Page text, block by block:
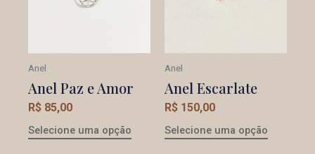
Anel
Anel Paz e Amor
R$ 85,00
Selecione uma opção
Anel
Anel Escarlate
R$ 150,00
Selecione uma opção